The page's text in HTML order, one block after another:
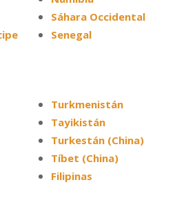
Sáhara Occidental
Senegal
Turkmenistán
Tayikistán
Turkestán (China)
Tíbet (China)
Filipinas